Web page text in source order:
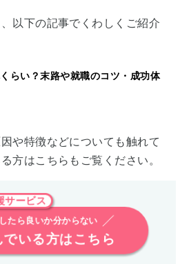
以下の記事でくわしくご紹介
らい？末路や就職のコツ・成功体
や特徴などについても触れて
方はこちらもご覧ください。
サービス
たら良いか分からない
でいる方はこちら